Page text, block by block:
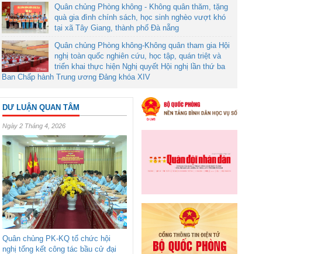
Quân chủng Phòng không - Không quân thăm, tặng
quà gia đình chính sách, học sinh nghèo vượt khó
tại xã Tây Giang, thành phố Đà nẵng
Quân chủng Phòng không-Không quân tham gia Hội
nghị toàn quốc nghiên cứu, học tập, quán triệt và
triển khai thực hiện Nghị quyết Hội nghị lần thứ ba
Ban Chấp hành Trung ương Đảng khóa XIV
DƯ LUẬN QUAN TÂM
Ngày 2 Tháng 4, 2026
Quân chủng PK-KQ tổ chức hội
nghị tổng kết công tác bầu cử đại